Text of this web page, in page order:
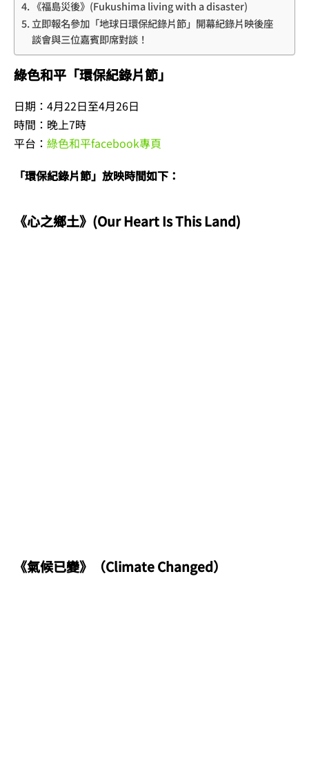
《福島災後》(Fukushima living with a disaster)
立即報名參加「地球日環保紀錄片節」開幕紀錄片映後座
談會與三位嘉賓即席對談！
綠色和平「環保紀錄片節」
日期：4月22日至4月26日
時間：晚上7時
平台： 綠色和平facebook專頁
「環保紀錄片節」放映時間如下：
《心之鄉土》(Our Heart Is This Land)
《氣候已變》（Climate Changed）